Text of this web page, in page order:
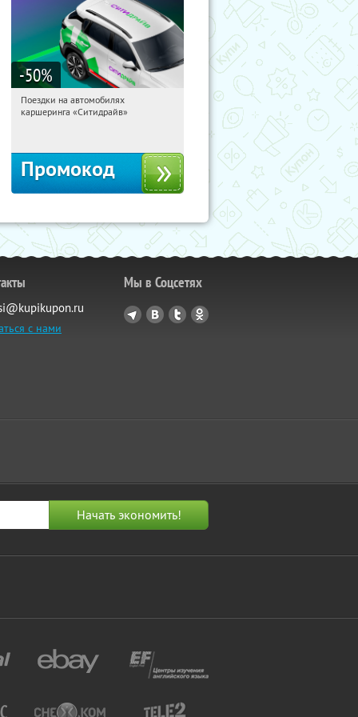
-50%
10:45:37
Получи первым!
Поездки на автомобилях
каршеринга «Ситидрайв»
Промокод
с нами
Мы в Соцсетях